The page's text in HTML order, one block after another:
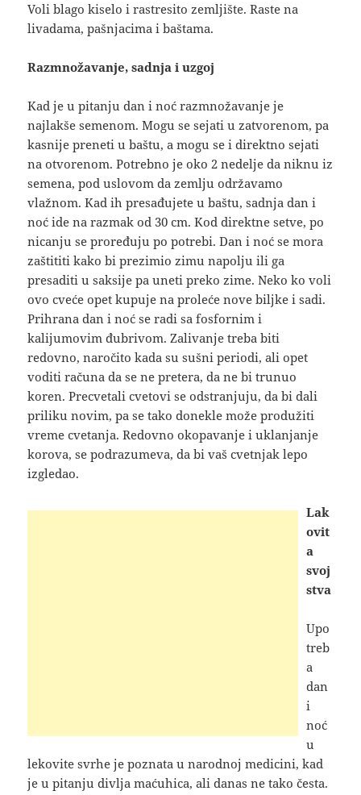
Voli blago kiselo i rastresito zemljište. Raste na
livadama, pašnjacima i baštama.
Razmnožavanje, sadnja i uzgoj
Kad je u pitanju dan i noć razmnožavanje je
najlakše semenom. Mogu se sejati u zatvorenom, pa
kasnije preneti u baštu, a mogu se i direktno sejati
na otvorenom. Potrebno je oko 2 nedelje da niknu iz
semena, pod uslovom da zemlju održavamo
vlažnom. Kad ih presađujete u baštu, sadnja dan i
noć ide na razmak od 30 cm. Kod direktne setve, po
nicanju se proređuju po potrebi. Dan i noć se mora
zaštititi kako bi prezimio zimu napolju ili ga
presaditi u saksije pa uneti preko zime. Neko ko voli
ovo cveće opet kupuje na proleće nove biljke i sadi.
Prihrana dan i noć se radi sa fosfornim i
kalijumovim đubrivom. Zalivanje treba biti
redovno, naročito kada su sušni periodi, ali opet
voditi računa da se ne pretera, da ne bi trunuo
koren. Precvetali cvetovi se odstranjuju, da bi dali
priliku novim, pa se tako donekle može produžiti
vreme cvetanja. Redovno okopavanje i uklanjanje
korova, se podrazumeva, da bi vaš cvetnjak lepo
izgledao.
Lak
ovit
a
svoj
stva
Upo
treb
a
dan
i
noć
u
lekovite svrhe je poznata u narodnoj medicini, kad
je u pitanju divlja maćuhica, ali danas ne tako česta.